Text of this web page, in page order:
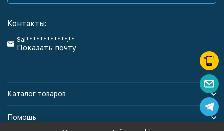
Контакты:
Sal************.**
Показать почту
Каталог товаров
Помощь